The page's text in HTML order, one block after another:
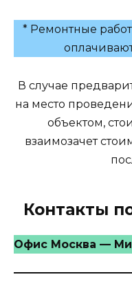
* Ремонтные
В случае
на место
объектом,
взаимозачет
Контакты
Офис Москва —